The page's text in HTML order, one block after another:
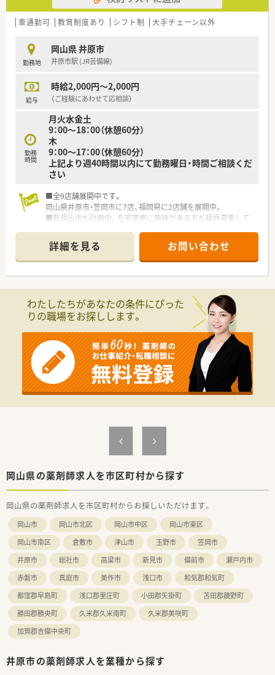
車通勤可 教育制度あり シフト制 大手チェーン以外
勤務地
岡山県 井原市
井原市駅 (JR芸備線)
給与
時給2,000円～2,000円
（ご経験にあわせて応相談）
勤務
時間
月火水金土
9：00～18：00（休憩60分）
木
9：00～17：00（休憩60分）
上記より週40時間以内にて勤務曜日・時間ご相談くだ
さい
■全9店舗展開中です。
岡山県井原市・笠岡市に7店、福岡県に2店舗を展開中。
■新規出店も計画中。在宅医療に興味がある方も積極募集して
詳細を見る お問い合わせ
わたしたちがあなたの条件にぴった
りの職場をお探しします。
岡山県の薬剤師求人を市区町村から探す
岡山県の薬剤師求人を市区町村からお探しいただけます。
岡山市 岡山市北区 岡山市中区
岡山市東区
岡山市南区
倉敷市 津山市 玉野市
笠岡市
井原市
総社市 高梁市 新見市 備前市
瀬戸内市
赤磐市
真庭市 美作市 浅口市
和気郡和気町
都窪郡早島町
浅口郡里庄町 小田郡矢掛町
苫田郡鏡野町
勝田郡勝央町
久米郡久米南町
久米郡美咲町
加賀郡吉備中央町
井原市の薬剤師求人を業種から探す